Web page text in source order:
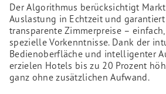
Der Algorithmus berücksichtigt
Auslastung in Echtzeit und
transparente Zimmerpreise –
spezielle Vorkenntnisse. Dank der
Bedienoberfläche und intelligenter
erzielen Hotels bis zu 20 Prozent
ganz ohne zusätzlichen Aufwand.